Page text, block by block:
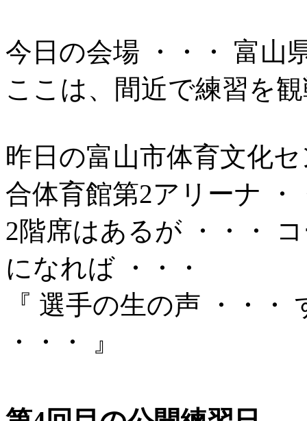
今日の会場 ・・・ 富山
ここは、間近で練習を
昨日の富山市体育文化
合体育館第2アリーナ ・
2階席はあるが ・・・
になれば ・・・
『 選手の生の声 ・・
・・・ 』